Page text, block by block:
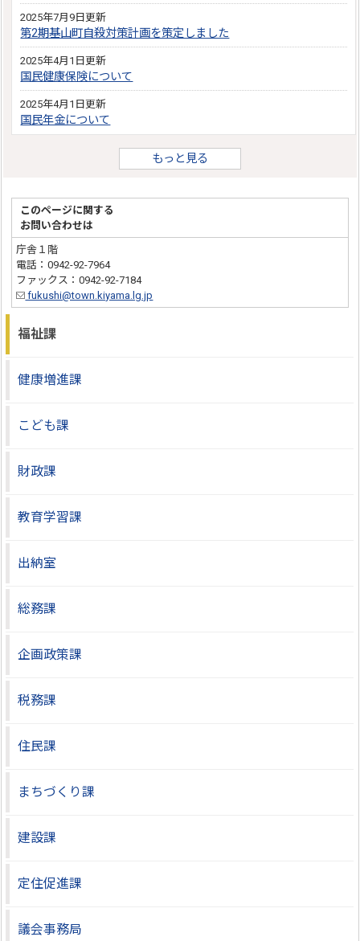
2025年7月9日更新
第2期基山町自殺対策計画を策定しました
2025年4月1日更新
国民健康保険について
2025年4月1日更新
国民年金について
もっと見る
このページに関する
お問い合わせは
庁舎１階
電話：0942-92-7964
ファックス：0942-92-7184
fukushi@town.kiyama.lg.jp
福祉課
健康増進課
こども課
財政課
教育学習課
出納室
総務課
企画政策課
税務課
住民課
まちづくり課
建設課
定住促進課
議会事務局